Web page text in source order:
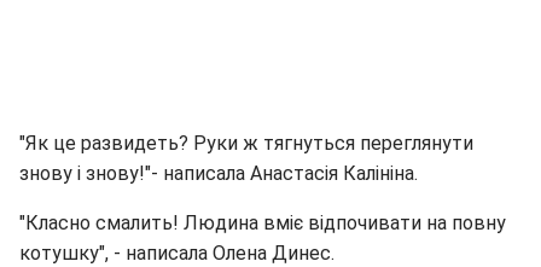
"Як це развидеть? Руки ж тягнуться переглянути
знову і знову!"- написала Анастасія Калініна.
"Класно смалить! Людина вміє відпочивати на повну
котушку", - написала Олена Динес.